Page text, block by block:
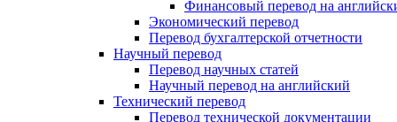
Финансовый перевод на
Экономический перевод
Перевод бухгалтерской отчетности
Научный перевод
Перевод научных статей
Научный перевод на английский
Технический перевод
Перевод технической документации